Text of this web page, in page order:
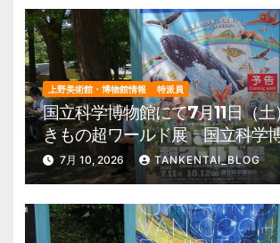
上野美術館・博物館情報 特派員
国立科学博物館にて7月11日（
きもの超ワールド展 国立科学
ーウィンが来た！』を開催。
美術館・博物館 混雑情報他
7月 10, 2026 TANKENTAI_BLOG